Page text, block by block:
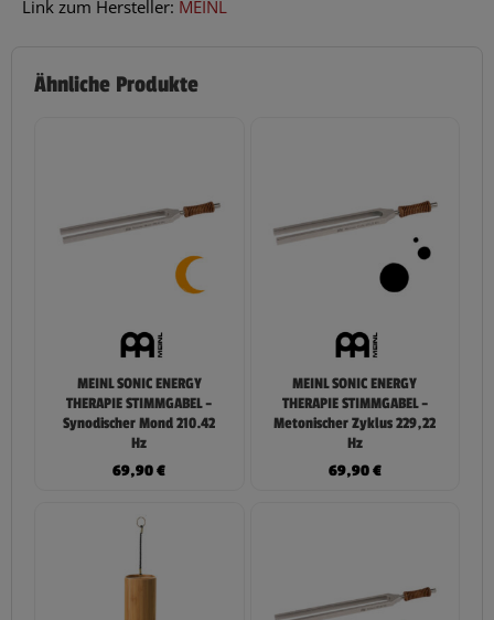
Link zum Hersteller: MEINL
Ähnliche Produkte
MEINL SONIC ENERGY
THERAPIE STIMMGABEL –
Synodischer Mond 210.42
Hz
69,90€
MEINL SONIC ENERGY
THERAPIE STIMMGABEL –
Metonischer Zyklus 229,22
Hz
69,90€